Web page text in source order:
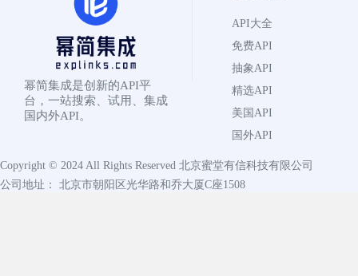
幂简集成是创新的API平
台，一站搜索、试用、集成
国内外API。
API大全
免费API
抽象API
精选API
美国API
国外API
Copyright © 2024 All Rights Reserved 北京蜜堂有信科技有限公司
公司地址： 北京市朝阳区光华路和乔大厦C座1508